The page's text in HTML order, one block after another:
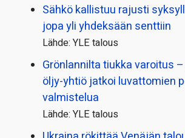
Sähkö kallistuu rajusti
jopa yli yhdeksään senttiin
Lähde: YLE talous
Grönlannilta tiukka varoitus
öljy-yhtiö jatkoi luvattomien
valmistelua
Lähde: YLE talous